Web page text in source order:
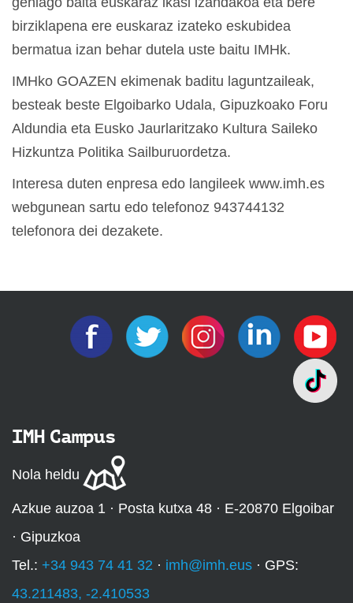
birziklapena ere euskaraz izateko eskubidea
bermatua izan behar dutela uste baitu IMHk.
IMHko GOAZEN ekimenak baditu laguntzaileak,
besteak beste Elgoibarko Udala, Gipuzkoako Foru
Aldundia eta Eusko Jaurlaritzako Kultura Saileko
Hizkuntza Politika Sailburuordetza.
Interesa duten enpresa edo langileek www.imh.es
webgunean sartu edo telefonoz 943744132
telefonora dei dezakete.
IMH Campus
Nola heldu
Azkue auzoa 1 · Posta kutxa 48 · E-20870 Elgoibar
· Gipuzkoa
Tel.: +34 943 74 41 32 · imh@imh.eus · GPS:
43.211483, -2.410533